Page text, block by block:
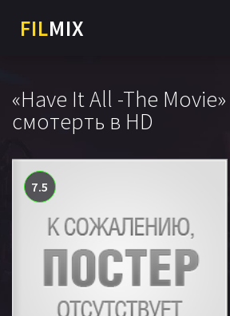
FILMIX
«Have It All -The Movie»
смотерть в HD
7.5